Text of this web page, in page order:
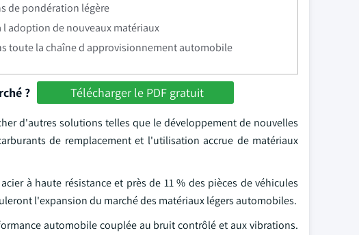
de pondération légère
l adoption de nouveaux matériaux
toute la chaîne d approvisionnement automobile
? Télécharger le PDF gratuit
d'autres solutions telles que le développement de nouvelles
de remplacement et l'utilisation accrue de matériaux
à haute résistance et près de 11 % des pièces de véhicules
l'expansion du marché des matériaux légers automobiles.
automobile couplée au bruit contrôlé et aux vibrations.